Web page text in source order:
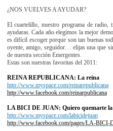
¿NOS VUELVES A AYUDAR?
El cuartelillo, nuestro programa de radio,
ayudaras. Cada año elegimos la mejor
es difícil escoger porque son tan buenas
oyente, amigo, seguidor… elijas una que
de nuestra sección Emergentes.
Estas son nuestras favoritas del 2011:
REINA REPUBLICANA: La reina
http://www.myspace.com/reinarepublicana
http://www.facebook.com/reinarpublicana
LA BICI DE JUAN: Quiero quemarte la
http://www.myspace.com/labicidejuan
http://www.facebook.com/pages/LA-BICI-